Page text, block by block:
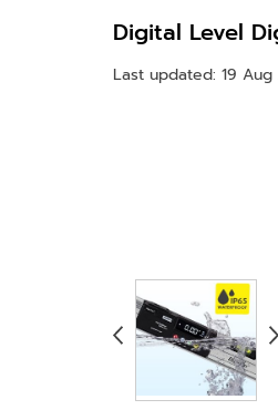
Digital Level
Last updated: 19 Aug